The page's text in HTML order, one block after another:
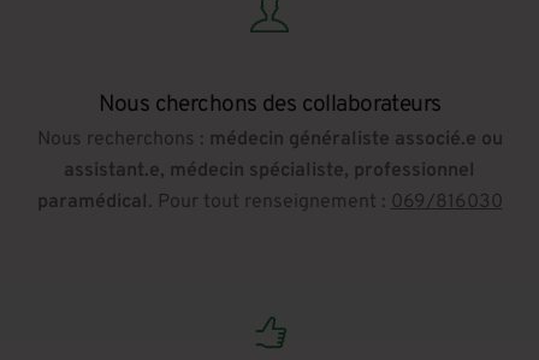
Nous cherchons des collaborateurs
Nous recherchons : médecin généraliste associé.e ou
assistant.e, médecin spécialiste, professionnel
paramédical. Pour tout renseignement : 069/816030